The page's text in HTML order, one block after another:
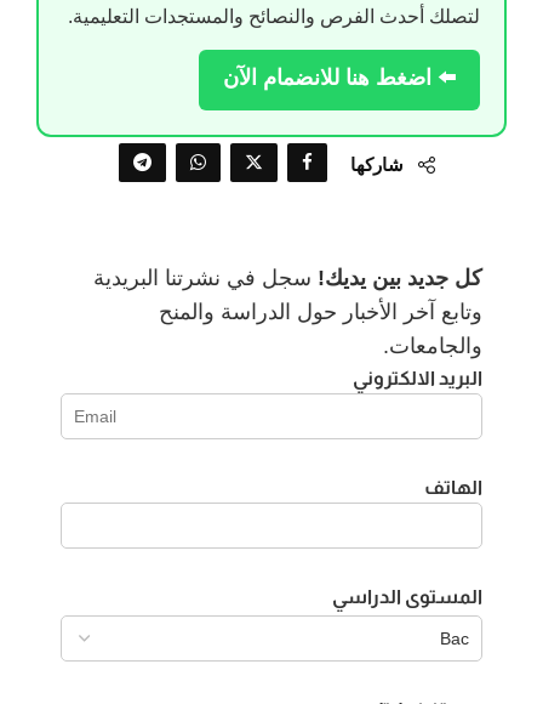
لتصلك أحدث الفرص والنصائح والمستجدات التعليمية.
⬅️ اضغط هنا للانضمام الآن
شاركها
كل جديد بين يديك! سجل في نشرتنا البريدية
وتابع آخر الأخبار حول الدراسة والمنح
والجامعات.
البريد الالكتروني
الهاتف
المستوى الدراسي